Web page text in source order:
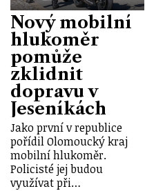
Nový mobilní
hlukoměr
pomůže
zklidnit
dopravu v
Jeseníkách
Jako první v republice
pořídil Olomoucký kraj
mobilní hlukoměr.
Policisté jej budou
využívat při…